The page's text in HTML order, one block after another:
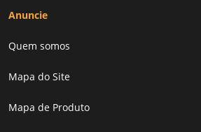
Anuncie
Quem somos
Mapa do Site
Mapa de Produto